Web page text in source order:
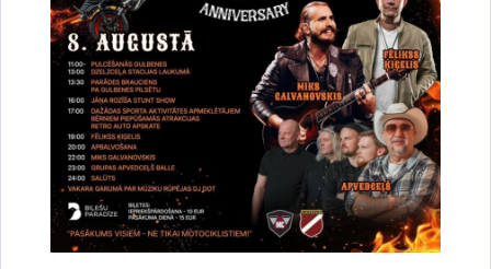
ES līdzfinansējums: 5100.00 EUR
Atbalsta Zemkopības ministrija un Lauku atbalsta dienests
Projekta vadītājaSimona Sniķe, tālr.+371 26557582, e-pasts:
simona.snike@gulbene.lv
Drukāt lapu